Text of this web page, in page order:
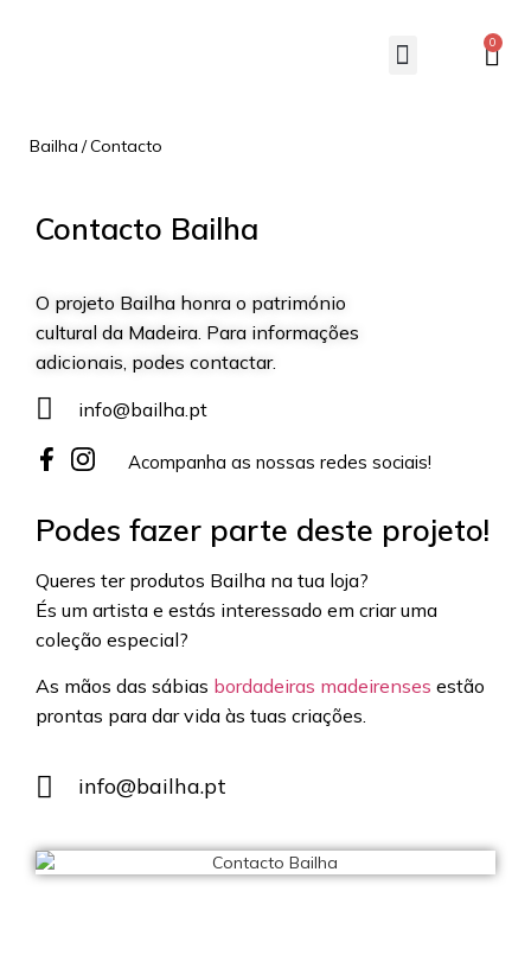
0
Bailha /Contacto
Contacto Bailha
O projeto Bailha honra o património
cultural da Madeira. Para informações
adicionais, podes contactar.
info@bailha.pt
Acompanha as nossas redes sociais!
Podes fazer parte deste projeto!
Queres ter produtos Bailha na tua loja?
És um artista e estás interessado em criar uma
coleção especial?
As mãos das sábias bordadeiras madeirenses estão
prontas para dar vida às tuas criações.
info@bailha.pt